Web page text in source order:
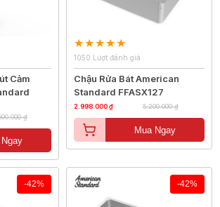
Cảm
₫
Ngay
1050 Lượt đánh giá
Chậu Rửa Bát American
Standard FFASX127
2.998.000 ₫ 5.200.000 ₫
Mua Ngay
-42% -42%